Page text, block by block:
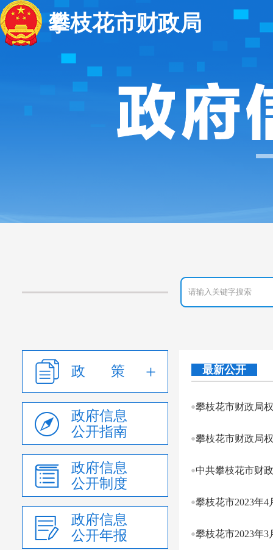
攀枝花市财政局
政 策
政府信息
公开指南
政府信息
公开制度
政府信息
公开年报
最新公开
攀枝花市财政局
攀枝花市财政局
中共攀枝花市财
攀枝花市2023年
攀枝花市2023年